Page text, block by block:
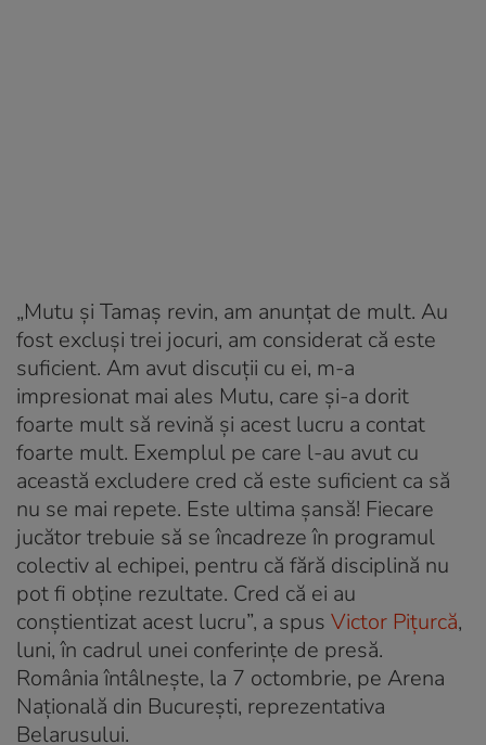
„Mutu şi Tamaş revin, am anunţat de mult. Au
fost excluşi trei jocuri, am considerat că este
suficient. Am avut discuţii cu ei, m-a
impresionat mai ales Mutu, care şi-a dorit
foarte mult să revină şi acest lucru a contat
foarte mult. Exemplul pe care l-au avut cu
această excludere cred că este suficient ca să
nu se mai repete. Este ultima şansă! Fiecare
jucător trebuie să se încadreze în programul
colectiv al echipei, pentru că fără disciplină nu
pot fi obţine rezultate. Cred că ei au
conştientizat acest lucru”, a spus Victor Pițurcă,
luni, în cadrul unei conferințe de presă.
România întâlneşte, la 7 octombrie, pe Arena
Naţională din Bucureşti, reprezentativa
Belarusului.